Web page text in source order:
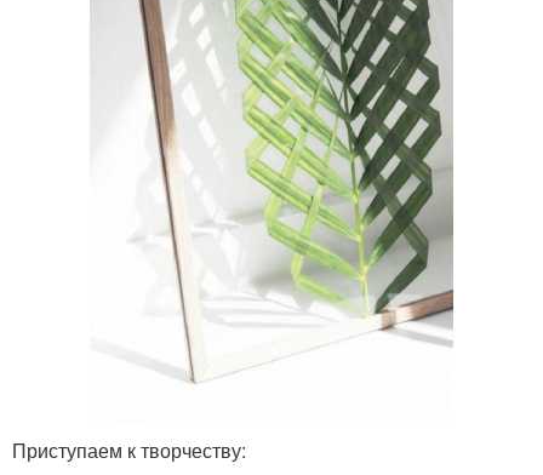
Приступаем к творчеству: